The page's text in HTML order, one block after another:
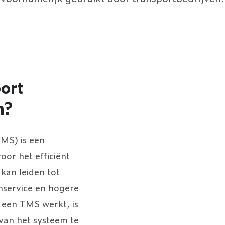
is een
het efficiënt
leiden tot
en hogere
TMS werkt, is
het systeem te